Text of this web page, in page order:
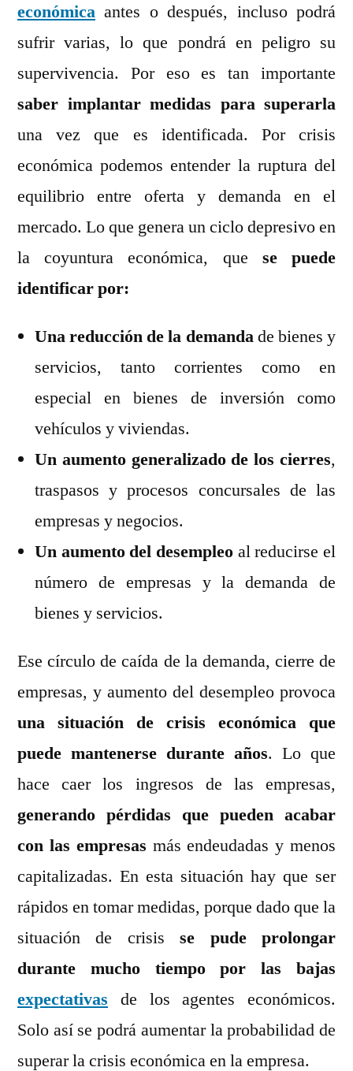
una
crisis
económica
una
empresa
económica antes o después, incluso podrá
sufrir varias, lo que pondrá en peligro su
supervivencia. Por eso es tan importante
saber implantar medidas para superarla
una vez que es identificada. Por crisis
económica podemos entender la ruptura del
equilibrio entre oferta y demanda en el
mercado. Lo que genera un ciclo depresivo en
la coyuntura económica, que se puede
identificar por:
Una reducción de la demandade bienes y
servicios, tanto corrientes como en
especial en bienes de inversión como
vehículos y viviendas.
Un aumento generalizado de los cierres,
traspasos y procesos concursales de las
empresas y negocios.
Un aumento del desempleo al reducirse el
número de empresas y la demanda de
bienes y servicios.
Ese círculo de caída de la demanda, cierre de
empresas, y aumento del desempleo provoca
una situación de crisis económica que
puede mantenerse durante años. Lo que
hace caer los ingresos de las empresas,
generando pérdidas que pueden acabar
con las empresas más endeudadas y menos
capitalizadas. En esta situación hay que ser
rápidos en tomar medidas, porque dado que la
situación de crisisse pude prolongar
durante mucho tiempo por las bajas
expectativas de los agentes económicos.
Solo así se podrá aumentar la probabilidad de
superar la crisis económica en la empresa.